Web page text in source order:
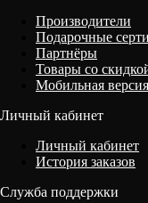
Производители
Подарочные
Партнёры
Товары со
Мобильная версия
Личный кабинет
Личный кабинет
История заказов
Служба поддержки